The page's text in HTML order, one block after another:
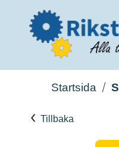
Startsida
Tillbaka